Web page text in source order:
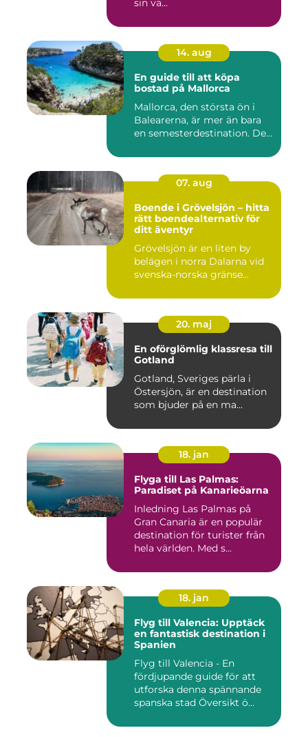
sin va...
14. aug
En guide till att köpa
bostad på Mallorca
Mallorca, den största ön i
Balearerna, är mer än bara
en semesterdestination. De...
07. aug
Boende i Grövelsjön – hitta
rätt boendealternativ för
ditt äventyr
Grövelsjön är en liten by
belägen i norra Dalarna vid
svenska-norska gränse...
20. maj
En oförglömlig klassresa till
Gotland
Gotland, Sveriges pärla i
Östersjön, är en destination
som bjuder på en ma...
18. jan
Flyga till Las Palmas:
Paradiset på Kanarieöarna
Inledning Las Palmas på
Gran Canaria är en populär
destination för turister från
hela världen. Med s...
18. jan
Flyg till Valencia: Upptäck
en fantastisk destination i
Spanien
Flyg till Valencia - En
fördjupande guide för att
utforska denna spännande
spanska stad Översikt ö...